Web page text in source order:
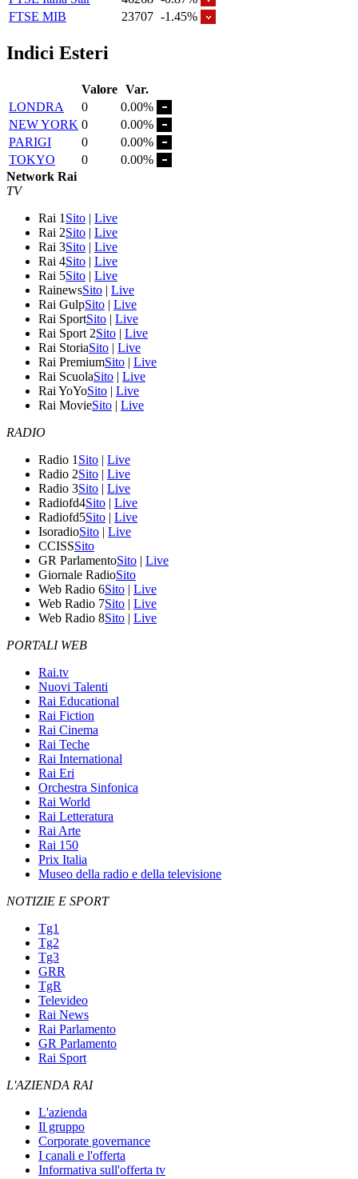
FTSE MIB
23707 -1.45%
Indici Esteri
Valore Var.
LONDRA
0
0.00%
NEW YORK 0
0.00%
PARIGI
0
0.00%
TOKYO
0
0.00%
Network Rai
TV
Rai 1 Sito | Live
Rai 2Sito | Live
Rai 3Sito | Live
Rai 4Sito | Live
Rai 5Sito | Live
RainewsSito | Live
Rai GulpSito | Live
Rai SportSito | Live
Rai Sport 2Sito | Live
Rai StoriaSito | Live
Rai PremiumSito | Live
Rai ScuolaSito | Live
Rai YoYoSito | Live
Rai MovieSito | Live
RADIO
Radio 1 Sito | Live
Radio 2Sito | Live
Radio 3Sito | Live
Radiofd4Sito | Live
Radiofd5Sito | Live
IsoradioSito | Live
CCISSSito
GR ParlamentoSito | Live
Giornale RadioSito
Web Radio 6Sito | Live
Web Radio 7Sito | Live
Web Radio 8Sito | Live
PORTALI WEB
Rai.tv
Nuovi Talenti
Rai Educational
Rai Fiction
Rai Cinema
Rai Teche
Rai International
Rai Eri
Orchestra Sinfonica
Rai World
Rai Letteratura
Rai Arte
Rai 150
Prix Italia
Museo della radio e della televisione
NOTIZIE E SPORT
Tg1
Tg2
Tg3
GRR
TgR
Televideo
Rai News
Rai Parlamento
GR Parlamento
Rai Sport
L'AZIENDA RAI
L'azienda
Il gruppo
Corporate governance
I canali e l'offerta
Informativa sull'offerta tv